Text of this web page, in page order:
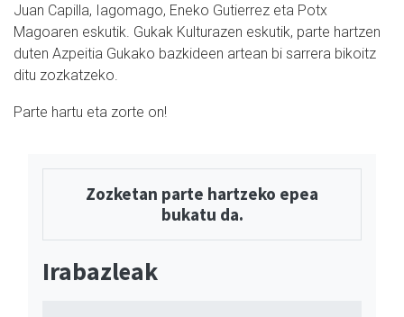
Juan Capilla, Iagomago, Eneko Gutierrez eta Potx
Magoaren eskutik. Gukak Kulturazen eskutik, parte hartzen
duten Azpeitia Gukako bazkideen artean bi sarrera bikoitz
ditu zozkatzeko.
Parte hartu eta zorte on!
Zozketan parte hartzeko epea
bukatu da.
Irabazleak